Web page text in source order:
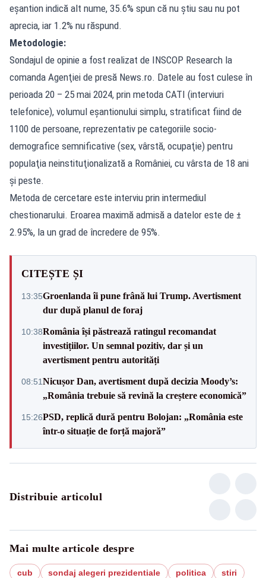
eşantion indică alt nume, 35.6% spun că nu ştiu sau nu pot
aprecia, iar 1.2% nu răspund.
Metodologie:
Sondajul de opinie a fost realizat de INSCOP Research la
comanda Agenţiei de presă News.ro. Datele au fost culese în
perioada 20 – 25 mai 2024, prin metoda CATI (interviuri
telefonice), volumul eşantionului simplu, stratificat fiind de
1100 de persoane, reprezentativ pe categoriile socio-
demografice semnificative (sex, vârstă, ocupaţie) pentru
populaţia neinstituţionalizată a României, cu vârsta de 18 ani
şi peste.
Metoda de cercetare este interviu prin intermediul
chestionarului. Eroarea maximă admisă a datelor este de ±
2.95%, la un grad de încredere de 95%.
CITEȘTE ȘI
13:35Groenlanda îi pune frână lui Trump. Avertisment
dur după planul de foraj
10:38România își păstrează ratingul recomandat
investițiilor. Un semnal pozitiv, dar și un
avertisment pentru autorități
08:51Nicușor Dan, avertisment după decizia Moody’s:
„România trebuie să revină la creștere economică”
15:26PSD, replică dură pentru Bolojan: „România este
într-o situație de forță majoră”
Distribuie articolul
Mai multe articole despre
cub sondaj alegeri prezidentiale politica
stiri